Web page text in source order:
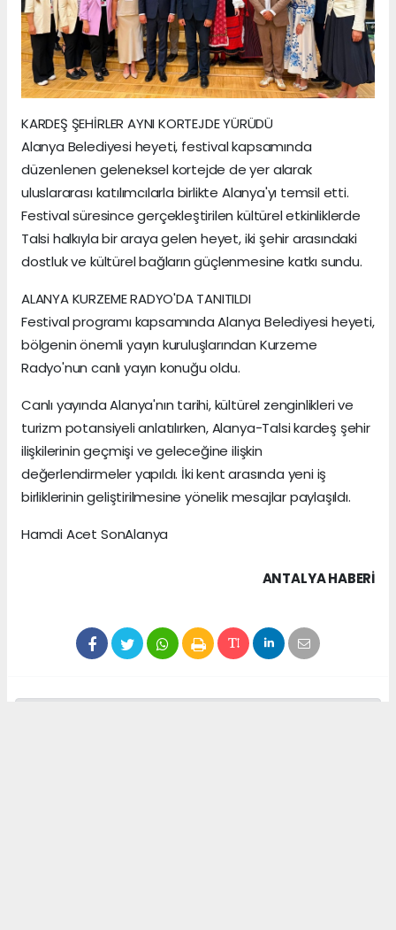
KARDEŞ ŞEHİRLER AYNI KORTEJDE YÜRÜDÜ
Alanya Belediyesi heyeti, festival kapsamında
düzenlenen geleneksel kortejde de yer alarak
uluslararası katılımcılarla birlikte Alanya'yı temsil etti.
Festival süresince gerçekleştirilen kültürel etkinliklerde
Talsi halkıyla bir araya gelen heyet, iki şehir arasındaki
dostluk ve kültürel bağların güçlenmesine katkı sundu.
ALANYA KURZEME RADYO'DA TANITILDI
Festival programı kapsamında Alanya Belediyesi heyeti,
bölgenin önemli yayın kuruluşlarından Kurzeme
Radyo'nun canlı yayın konuğu oldu.
Canlı yayında Alanya'nın tarihi, kültürel zenginlikleri ve
turizm potansiyeli anlatılırken, Alanya-Talsi kardeş şehir
ilişkilerinin geçmişi ve geleceğine ilişkin
değerlendirmeler yapıldı. İki kent arasında yeni iş
birliklerinin geliştirilmesine yönelik mesajlar paylaşıldı.
Hamdi Acet SonAlanya
ANTALYA HABERİ